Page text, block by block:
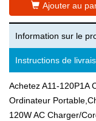
Ajouter au
Information sur le
Instructions de
Achetez A11-120P1A
Ordinateur
120W AC Charger/